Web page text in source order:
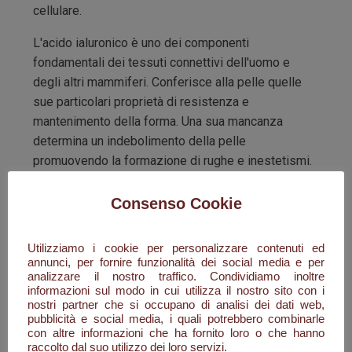
cellulare.
L'acido ialuronico è uno dei componenti
fondamentali dei tessuti connettivi dell'uomo e
degli altri mammiferi. Conferisce alla pelle quelle
sue particolari proprietà di resistenza e
mantenimento della forma. Una sua mancanza
determina un indebolimento della pelle
promuovendo la formazione di rughe e inestetismi.
Sant’Elena Sannita: poche case tutte diverse fra
loro, duecentocinquanta anime, poco più poco meno,
e una statua di bronzo che raffigura un arrotino d’altri
tempi. Da qui inizia la storia di Celestino Durante
tornato dal conflitto, anche con qualche ricordo sul
Consenso Cookie
Utilizziamo i cookie per personalizzare contenuti ed
annunci, per fornire funzionalità dei social media e per
analizzare il nostro traffico. Condividiamo inoltre
informazioni sul modo in cui utilizza il nostro sito con i
nostri partner che si occupano di analisi dei dati web,
pubblicità e social media, i quali potrebbero combinarle
con altre informazioni che ha fornito loro o che hanno
raccolto dal suo utilizzo dei loro servizi.